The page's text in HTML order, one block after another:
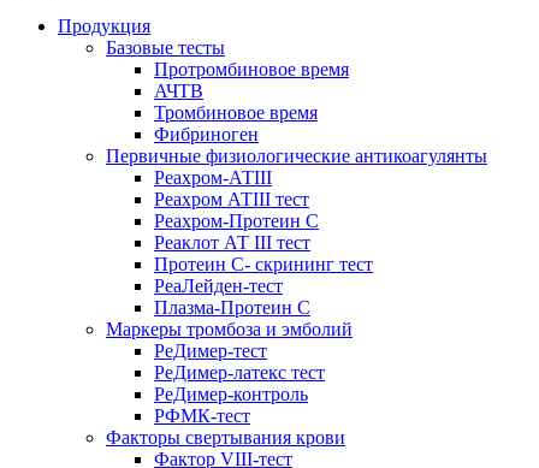
Продукция
Базовые тесты
Протромбиновое время
АЧТВ
Тромбиновое время
Фибриноген
Первичные физиологические антикоагулянты
Реахром-АТIII
Реахром АТIII тест
Реахром-Протеин С
Реаклот АТ III тест
Протеин С- скрининг тест
РеаЛейден-тест
Плазма-Протеин С
Маркеры тромбоза и эмболий
РеДимер-тест
РеДимер-латекс тест
РеДимер-контроль
РФМК-тест
Факторы свертывания крови
Фактор VIII-тест